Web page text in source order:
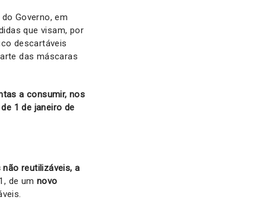
Governo, em
que visam, por
descartáveis
das máscaras
a consumir, nos
1 de janeiro de
reutilizáveis, a
de umnovo